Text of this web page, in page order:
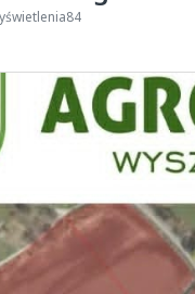
84